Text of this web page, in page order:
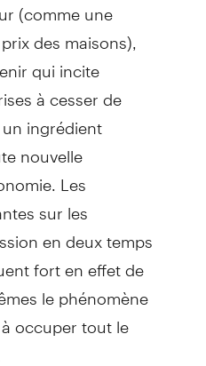
des maisons),
qui incite
à cesser de
ingrédient
nouvelle
Les
sur les
en deux temps
fort en effet de
le phénomène
occuper tout le